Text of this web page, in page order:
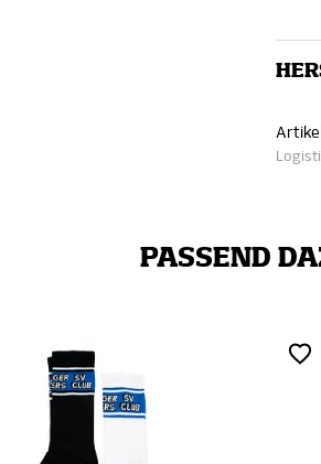
PASSEND